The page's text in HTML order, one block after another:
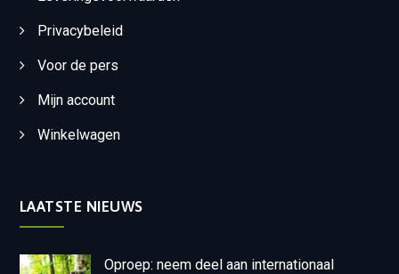
Privacybeleid
Voor de pers
Mijn account
Winkelwagen
LAATSTE NIEUWS
Oproep: neem deel aan internationaal